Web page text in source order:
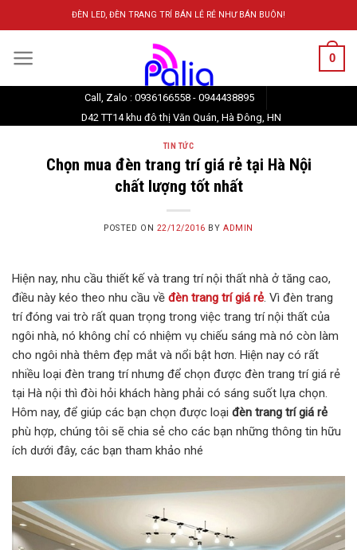
to
ĐÈN LED, ĐÈN TRANG TRÍ BÁN LẺ RẺ NHƯ BÁN BUÔN!
0
Call, Zalo : 0936166558 - 0944438895
D42 TT14 khu đô thị Văn Quán, Hà Đông, HN
TIN TỨC
Chọn mua đèn trang trí giá rẻ tại Hà Nội
chất lượng tốt nhất
POSTED ON 22/12/2016 BY ADMIN
Hiện nay, nhu cầu thiết kế và trang trí nội thất nhà ở tăng cao,
điều này kéo theo nhu cầu về đèn trang trí giá rẻ. Vì đèn trang
trí đóng vai trò rất quan trọng trong việc trang trí nội thất của
ngôi nhà, nó không chỉ có nhiệm vụ chiếu sáng mà nó còn làm
cho ngôi nhà thêm đẹp mắt và nổi bật hơn. Hiện nay có rất
nhiều loại đèn trang trí nhưng để chọn được đèn trang trí giá rẻ
tại Hà nội thì đòi hỏi khách hàng phải có sáng suốt lựa chọn.
Hôm nay, để giúp các bạn chọn được loại đèn trang trí giá rẻ
phù hợp, chúng tôi sẽ chia sẻ cho các bạn những thông tin hữu
ích dưới đây, các bạn tham khảo nhé